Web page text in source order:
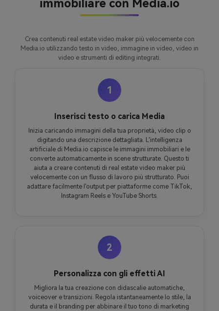
immobiliare con Media.io
Crea contenuti real estate video maker più velocemente con
Media.io utilizzando testo in video, immagine in video, video in
video e strumenti di editing integrati.
1
Inserisci testo o carica Media
Inizia caricando immagini della tua proprietà, video clip o
digitando una descrizione dettagliata. L'intelligenza
artificiale di Media.io capisce le immagini immobiliari e le
converte automaticamente in scene strutturate. Questo ti
aiuta a creare contenuti di real estate video maker più
velocemente con un flusso di lavoro più strutturato. Puoi
adattare facilmente l'output per piattaforme come TikTok,
Instagram Reels e YouTube Shorts.
2
Personalizza con gli effetti AI
Migliora la tua creazione con didascalie automatiche,
voiceover e transizioni. Regola istantaneamente lo stile, la
durata e il branding per abbinare il tuo tono di marketing